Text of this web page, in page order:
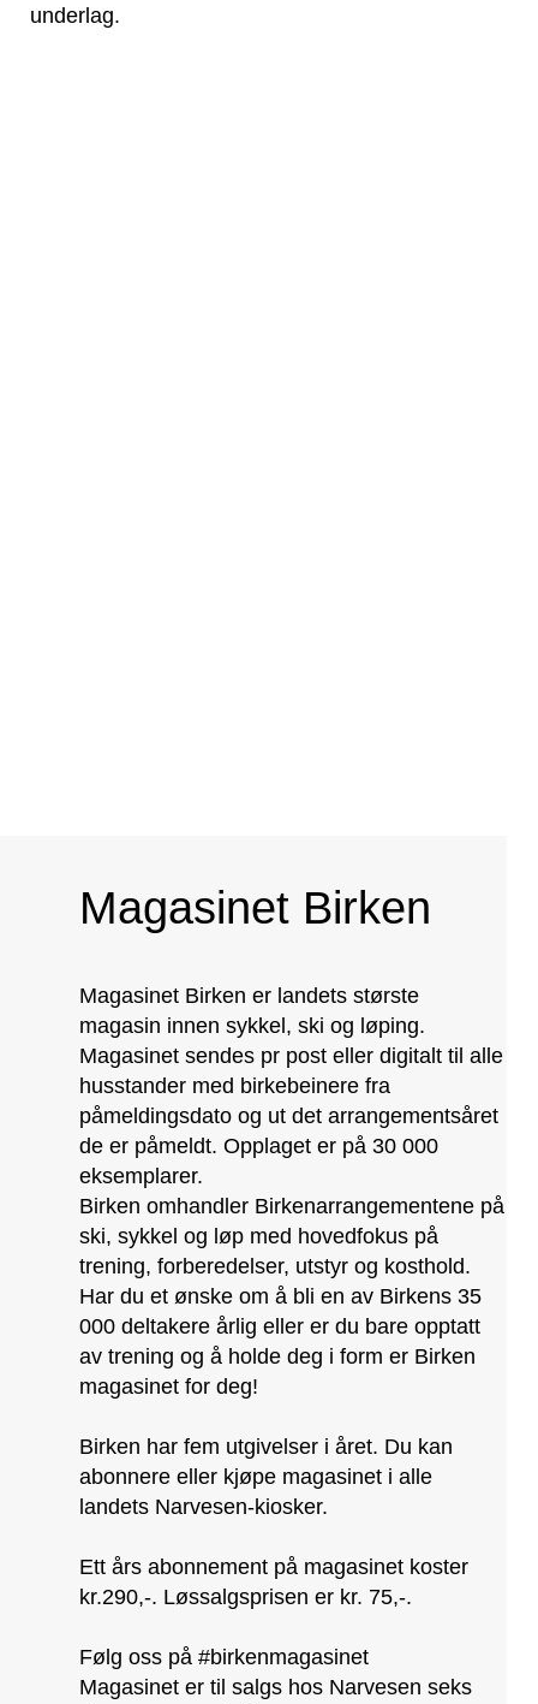
underlag.
Magasinet Birken
Magasinet Birken er landets største
magasin innen sykkel, ski og løping.
Magasinet sendes pr post eller digitalt til alle
husstander med birkebeinere fra
påmeldingsdato og ut det arrangementsåret
de er påmeldt. Opplaget er på 30 000
eksemplarer.
Birken omhandler Birkenarrangementene på
ski, sykkel og løp med hovedfokus på
trening, forberedelser, utstyr og kosthold.
Har du et ønske om å bli en av Birkens 35
000 deltakere årlig eller er du bare opptatt
av trening og å holde deg i form er Birken
magasinet for deg!
Birken har fem utgivelser i året. Du kan
abonnere eller kjøpe magasinet i alle
landets Narvesen-kiosker.
Ett års abonnement på magasinet koster
kr.290,-. Løssalgsprisen er kr. 75,-.
Følg oss på #birkenmagasinet
Magasinet er til salgs hos Narvesen seks